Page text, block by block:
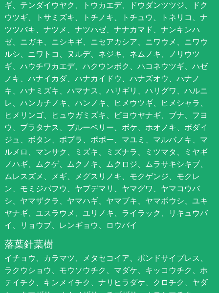
ギ、テンダイウヤク、トウカエデ、ドウダンツツジ、ドク
ウツギ、トサミズキ、トチノキ、トチュウ、トネリコ、ナ
ツツバキ、ナツメ、ナツハゼ、ナナカマド、ナンキンハ
ゼ、ニガキ、ニシキギ、ニセアカシア、ニワウメ、ニワウ
ルシ、ニワトコ、ヌルデ、ネジキ、ネムノキ、ノリウツ
ギ、ハウチワカエデ、ハクウンボク、ハコネウツギ、ハゼ
ノキ、ハナイカダ、ハナカイドウ、ハナズオウ、ハナノ
キ、ハナミズキ、ハマナス、ハリギリ、ハリグワ、ハルニ
レ、ハンカチノキ、ハンノキ、ヒメウツギ、ヒメシャラ、
ヒメリンゴ、ヒュウガミズキ、ビヨウヤナギ、ブナ、フヨ
ウ、プラタナス、ブルーベリー、ボケ、ホオノキ、ボダイ
ジュ、ボタン、ポプラ、ポポー、マユミ、マルバノキ、マ
ルメロ、マンサク、ミズキ、ミズナラ、ミツマタ、ミヤギ
ノハギ、ムクゲ、ムクノキ、ムクロジ、ムラサキシキブ、
ムレスズメ、メギ、メグスリノキ、モクゲンジ、モクレ
ン、モミジバフウ、ヤブデマリ、ヤマグワ、ヤマコウバ
シ、ヤマザクラ、ヤマハギ、ヤマブキ、ヤマボウシ、ユキ
ヤナギ、ユスラウメ、ユリノキ、ライラック、リキュウバ
イ、リョウブ、レンギョウ、ロウバイ
落葉針葉樹
イチョウ、カラマツ、メタセコイア、ポンドサイプレス、
ラクウショウ、モウソウチク、マダケ、キッコウチク、ホ
テイチク、キンメイチク、ナリヒラダケ、クロチク、ヤダ